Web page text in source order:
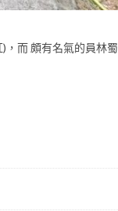
，而 頗有名氣的員林蜀